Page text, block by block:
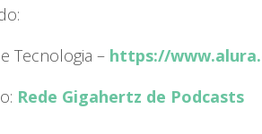
Tecnologia – https://
Rede Gigahertz de Podcasts